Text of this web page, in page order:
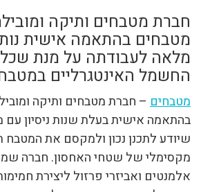
חברת מטבחים ותיקה
מטבחים בהתאמה אישית
מלאה לעבודתה על מנת
החשמל האינטגרליים
מטבחים – חברת מטבחים ותיקה
בהתאמה אישית בעלת שנות ניסיון עם
שיודע לתכנן נכון ולמקסם את המטבח
מקסימלי של שטחי האחסון. חברה
אלמנטים ואביזרי פרזול ליצירת